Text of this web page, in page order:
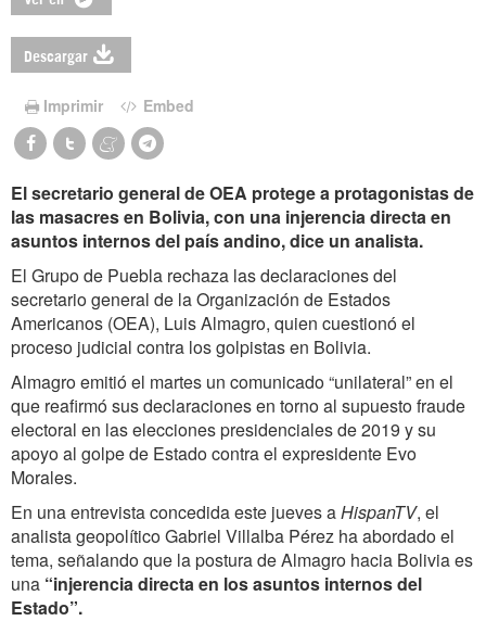
Descargar
Imprimir Embed
El secretario general de OEA protege a protagonistas de
las masacres en Bolivia, con una injerencia directa en
asuntos internos del país andino, dice un analista.
El Grupo de Puebla rechaza las declaraciones del
secretario general de la Organización de Estados
Americanos (OEA), Luis Almagro, quien cuestionó el
proceso judicial contra los golpistas en Bolivia.
Almagro emitió el martes un comunicado “unilateral” en el
que reafirmó sus declaraciones en torno al supuesto fraude
electoral en las elecciones presidenciales de 2019 y su
apoyo al golpe de Estado contra el expresidente Evo
Morales.
En una entrevista concedida este jueves aHispanTV, el
analista geopolítico Gabriel Villalba Pérez ha abordado el
tema, señalando que la postura de Almagro hacia Bolivia es
una “injerencia directa en los asuntos internos del
Estado”.